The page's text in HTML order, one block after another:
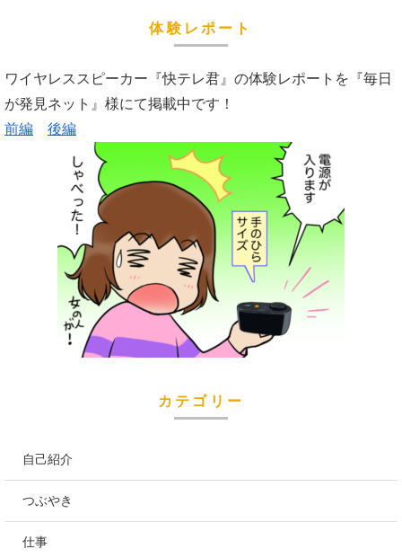
体験レポート
ワイヤレススピーカー『快テレ君』の体験レポートを『毎日
が発見ネット』様にて掲載中です！
前編
後編
カテゴリー
自己紹介
つぶやき
仕事